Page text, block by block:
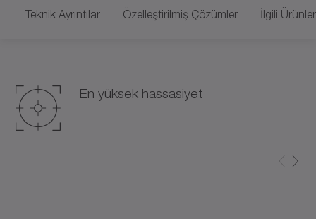
Teknik Ayrıntılar Özelleştirilmiş Çözümler İlgili Ürünler
En yüksek hassasiyet